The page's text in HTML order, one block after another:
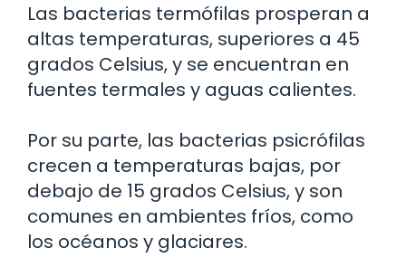
Las bacterias termófilas prosperan a
altas temperaturas, superiores a 45
grados Celsius, y se encuentran en
fuentes termales y aguas calientes.
Por su parte, las bacterias psicrófilas
crecen a temperaturas bajas, por
debajo de 15 grados Celsius, y son
comunes en ambientes fríos, como
los océanos y glaciares.